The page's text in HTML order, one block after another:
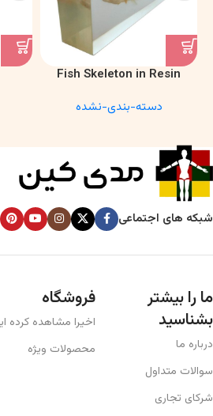
Fish Skeleton in Resin
Anatomy Specimen
دسته-بندی-نشده
شبکه های اجتماعی
ما را بیشتر
بشناسید
درباره ما
سوالات متداول
شرکای تجاری
فروشگاه
اخیرا مشاهده کرده
محصولات ویژه